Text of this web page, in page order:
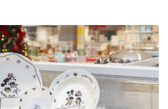
ร ขับเคลื่อน ESG Tourism สืบสานพระ
งคุณค่าการท่องเที่ยวไทยอย่างยั่งยืน